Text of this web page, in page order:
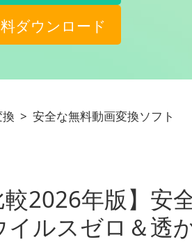
ダウンロード
> 安全な無料動画変換ソフト
較2026年版】
イルスゼロ＆透